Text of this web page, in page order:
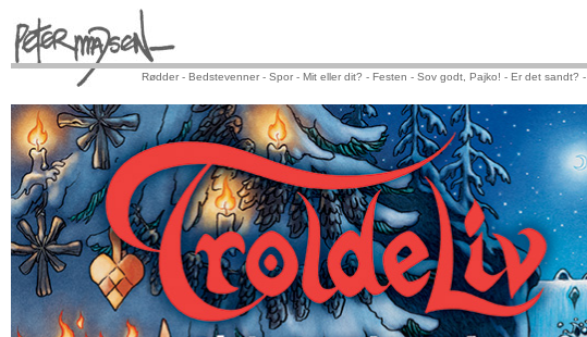
Rødder - Bedstevenner - Spor - Mit eller dit? - Festen - Sov godt, Pajko! - Er det sandt? -